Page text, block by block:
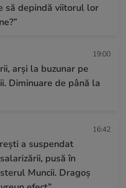
să depindă viitorul lor
19:00
arși la buzunar pe
Diminuare de până la
16:42
a suspendat
pusă în
Muncii. Dragoș